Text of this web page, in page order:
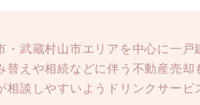
・武蔵村山市エリアを中心に一戸
替えや相続などに伴う不動産売
相談しやすいようドリンクサー